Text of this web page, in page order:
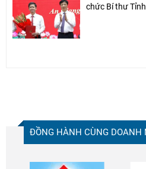
chức Bí thư
ĐỒNG HÀNH CÙNG DOANH